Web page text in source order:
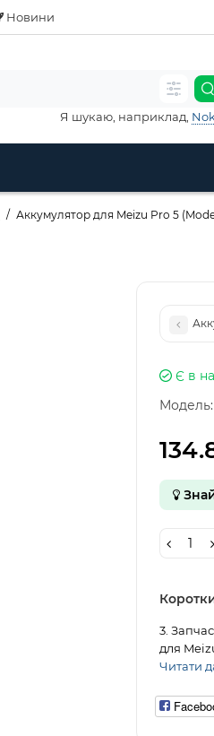
Новини
Я шукаю, наприклад,
Аккумулятор для Meizu Pro 5
Є в
Модель:
3.
для
Читати